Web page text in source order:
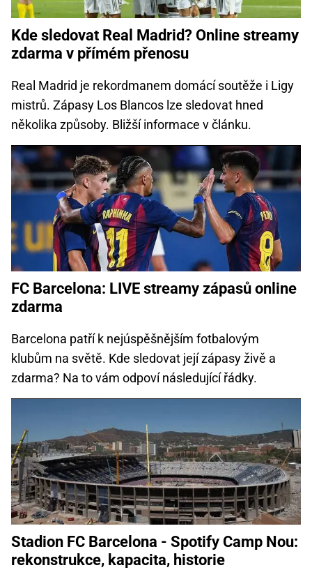
Kde sledovat Real Madrid? Online streamy
zdarma v přímém přenosu
Real Madrid je rekordmanem domácí soutěže i Ligy
mistrů. Zápasy Los Blancos lze sledovat hned
několika způsoby. Bližší informace v článku.
FC Barcelona: LIVE streamy zápasů online
zdarma
Barcelona patří k nejúspěšnějším fotbalovým
klubům na světě. Kde sledovat její zápasy živě a
zdarma? Na to vám odpoví následující řádky.
Stadion FC Barcelona - Spotify Camp Nou:
rekonstrukce, kapacita, historie